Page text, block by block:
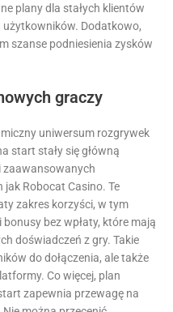
plany dla stałych klientów
Dodatkowo,
szanse podniesienia zysków
graczy
uniwersum rozgrywek
start stały się główną
zaawansowanych
Robocat Casino. Te
zakres korzyści, w tym
bez wpłaty, które mają
doświadczeń z gry. Takie
do dołączenia, ale także
Co więcej, plan
zapewnia przewagę na